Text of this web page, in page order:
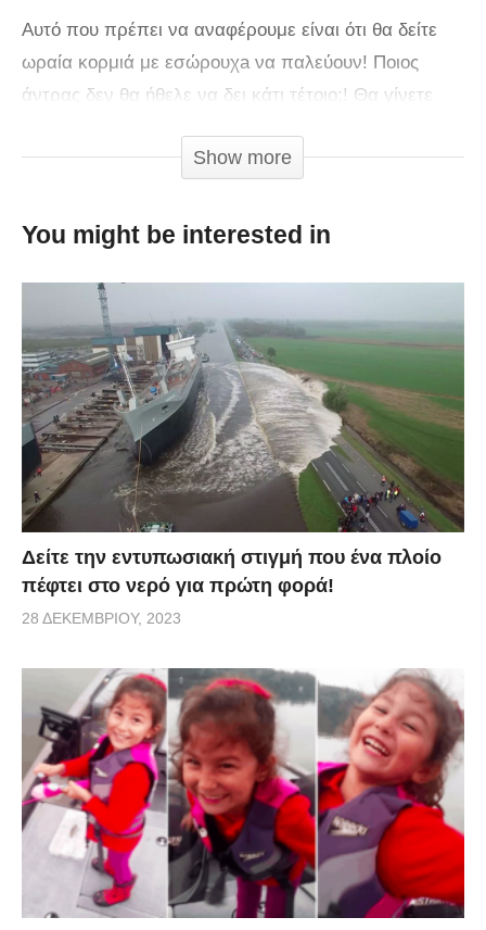
Αυτό που πρέπει να αναφέρουμε είναι ότι θα δείτε
ωραία κορμιά με εσώρoυχa να παλεύουν! Ποιος
άντρας δεν θα ήθελε να δει κάτι τέτοιο;! Θα γίνετε
Show more
You might be interested in
Δείτε την εντυπωσιακή στιγμή που ένα πλοίο
πέφτει στο νερό για πρώτη φορά!
28 ΔΕΚΕΜΒΡΊΟΥ, 2023